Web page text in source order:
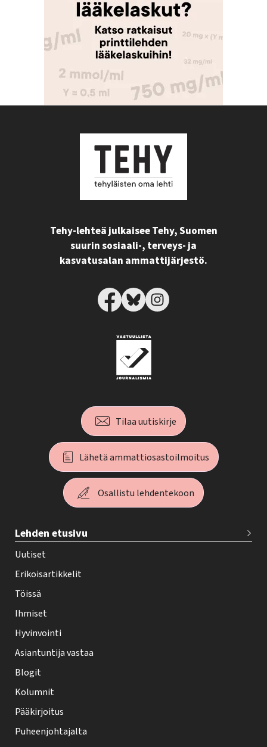
Tehy-lehteä julkaisee Tehy, Suomen
suurin sosiaali-, terveys- ja
kasvatusalan ammattijärjestö.
Tilaa uutiskirje
Lähetä ammattiosastoilmoitus
Osallistu lehdentekoon
e
h
y
-
e
h
t
i
f
o
t
Lehden etusivu
Uutiset
Erikoisartikkelit
Töissä
Ihmiset
Hyvinvointi
Asiantuntija vastaa
Blogit
Kolumnit
Pääkirjoitus
Puheenjohtajalta